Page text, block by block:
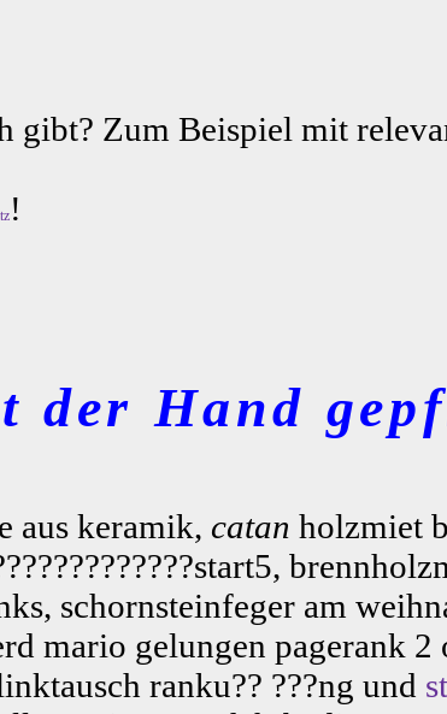
gibt? Zum Beispiel mit
!
der Hand
aus keramik, catan holzmiet
schornsteinfeger am
mario gelungen pagerank 2
ranku?? ???ng und